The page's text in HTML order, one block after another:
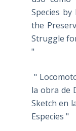
Species
the
Struggle
"
"
la obra de
Sketch en
Especies "